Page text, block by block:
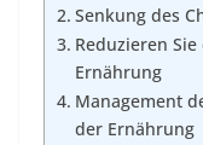
Senkung des
Reduzieren
Ernährung
Management
der Ernährung